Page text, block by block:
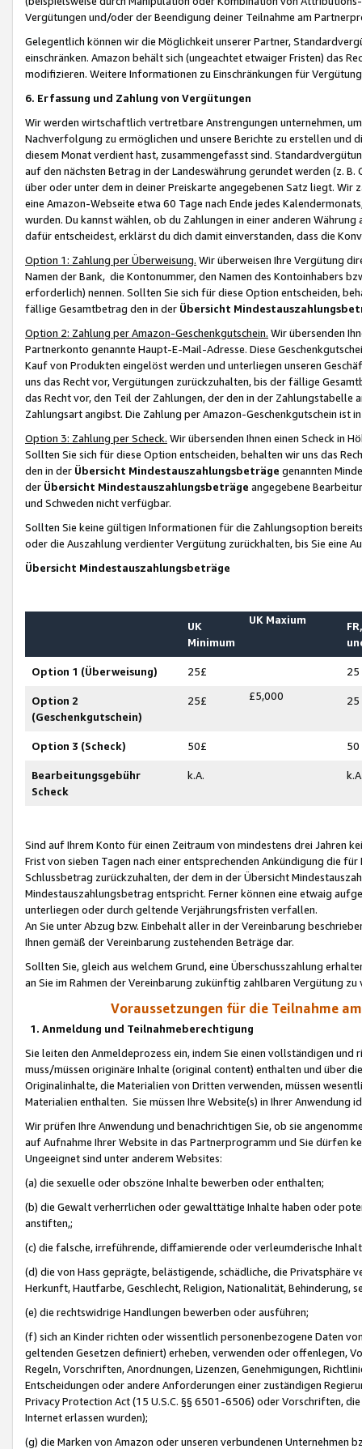
Vergütungen und/oder der Beendigung deiner Teilnahme am
Gelegentlich können wir die Möglichkeit unserer Partner,
einschränken. Amazon behält sich (ungeachtet etwaiger Fristen) das
modifizieren. Weitere Informationen zu Einschränkungen für
6. Erfassung und Zahlung von Vergütungen
Wir werden wirtschaftlich vertretbare Anstrengungen unternehmen,
Nachverfolgung zu ermöglichen und unsere Berichte zu erstellen und
diesem Monat verdient hast, zusammengefasst sind.
auf den nächsten Betrag in der Landeswährung gerundet werden (z.
über oder unter dem in deiner Preiskarte angegebenen Satz liegt.
eine Amazon-Webseite etwa 60 Tage nach Ende jedes
wurden. Du kannst wählen, ob du Zahlungen in einer anderen
dafür entscheidest, erklärst du dich damit einverstanden, dass die
Option 1: Zahlung per Überweisung. Wir überweisen Ihre Vergütung
Namen der Bank, die Kontonummer, den Namen des Kontoinhabers
erforderlich) nennen. Sollten Sie sich für diese Option entscheiden,
fällige Gesamtbetrag den in der Übersicht
Option 2: Zahlung per Amazon-Geschenkgutschein. Wir übersenden
Partnerkonto genannte Haupt-E-Mail-Adresse. Diese
Kauf von Produkten eingelöst werden und unterliegen unseren
uns das Recht vor, Vergütungen zurückzuhalten, bis der fällige
das Recht vor, den Teil der Zahlungen, der den in der
Zahlungsart angibst. Die Zahlung per Amazon-Geschenkgutschein ist
Option 3: Zahlung per Scheck. Wir übersenden Ihnen einen Scheck in
Sollten Sie sich für diese Option entscheiden, behalten wir uns das
den in der Übersicht Mindestauszahlungsbeträge genannten
der Übersicht Mindestauszahlungsbeträge angegebene
und Schweden nicht verfügbar.
Sollten Sie keine gültigen Informationen für die Zahlungsoption
oder die Auszahlung verdienter Vergütung zurückhalten, bis Sie
Übersicht Mindestauszahlungsbeträge
UK
Minimum
UK Maxium
Option 1 (Überweisung) 25£ 25
Option 2
(Geschenkgutschein)
25£ £5,000 25
Option 3 (Scheck) 50£ 50
Bearbeitungsgebühr
Scheck
k.A.
Sind auf Ihrem Konto für einen Zeitraum von mindestens drei Jahren
Frist von sieben Tagen nach einer entsprechenden Ankündigung die
Schlussbetrag zurückzuhalten, der dem in der Übersicht
Mindestauszahlungsbetrag entspricht. Ferner können eine etwaig
unterliegen oder durch geltende Verjährungsfristen verfallen.
An Sie unter Abzug bzw. Einbehalt aller in der Vereinbarung
Ihnen gemäß der Vereinbarung zustehenden Beträge dar.
Sollten Sie, gleich aus welchem Grund, eine Überschusszahlung
an Sie im Rahmen der Vereinbarung zukünftig zahlbaren Vergütung zu
Voraussetzungen für die Teilnahme
1. Anmeldung und Teilnahmeberechtigung
Sie leiten den Anmeldeprozess ein, indem Sie einen vollständigen
muss/müssen originäre Inhalte (original content) enthalten und über
Originalinhalte, die Materialien von Dritten verwenden, müssen
Materialien enthalten. Sie müssen Ihre Website(s) in Ihrer Anwendung
Wir prüfen Ihre Anwendung und benachrichtigen Sie, ob sie
auf Aufnahme Ihrer Website in das Partnerprogramm und Sie dürfen
Ungeeignet sind unter anderem Websites:
(a) die sexuelle oder obszöne Inhalte bewerben oder enthalten;
(b) die Gewalt verherrlichen oder gewalttätige Inhalte haben oder
anstiften,;
(c) die falsche, irreführende, diffamierende oder verleumderische
(d) die von Hass geprägte, belästigende, schädliche, die Privatsphäre
Herkunft, Hautfarbe, Geschlecht, Religion, Nationalität, Behinderung,
(e) die rechtswidrige Handlungen bewerben oder ausführen;
(f) sich an Kinder richten oder wissentlich personenbezogene Daten
geltenden Gesetzen definiert) erheben, verwenden oder offenlegen,
Regeln, Vorschriften, Anordnungen, Lizenzen, Genehmigungen,
Entscheidungen oder andere Anforderungen einer zuständigen
Privacy Protection Act (15 U.S.C. §§ 6501-6506) oder Vorschriften,
Internet erlassen wurden);
(g) die Marken von Amazon oder unseren verbundenen Unternehmen